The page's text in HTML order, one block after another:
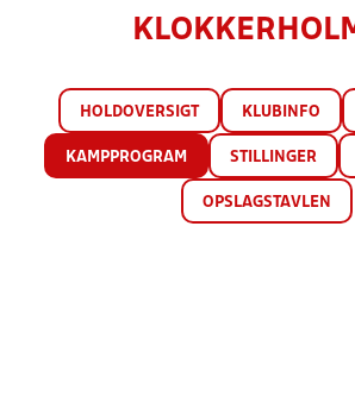
HOLDOVERSIGT KLUBINFO
KAMPPROGRAM STILLINGER
OPSLAGSTAVLEN